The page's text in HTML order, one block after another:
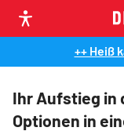
++ Heiß
Ihr Aufstieg in
Optionen in